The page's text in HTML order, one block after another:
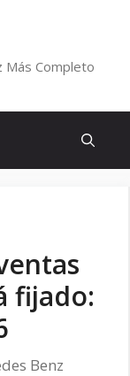
Más Completo
fijado:
Benz